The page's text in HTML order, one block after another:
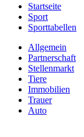
Startseite
Sport
Sporttabellen
Allgemein
Partnerschaft
Stellenmarkt
Tiere
Immobilien
Trauer
Auto